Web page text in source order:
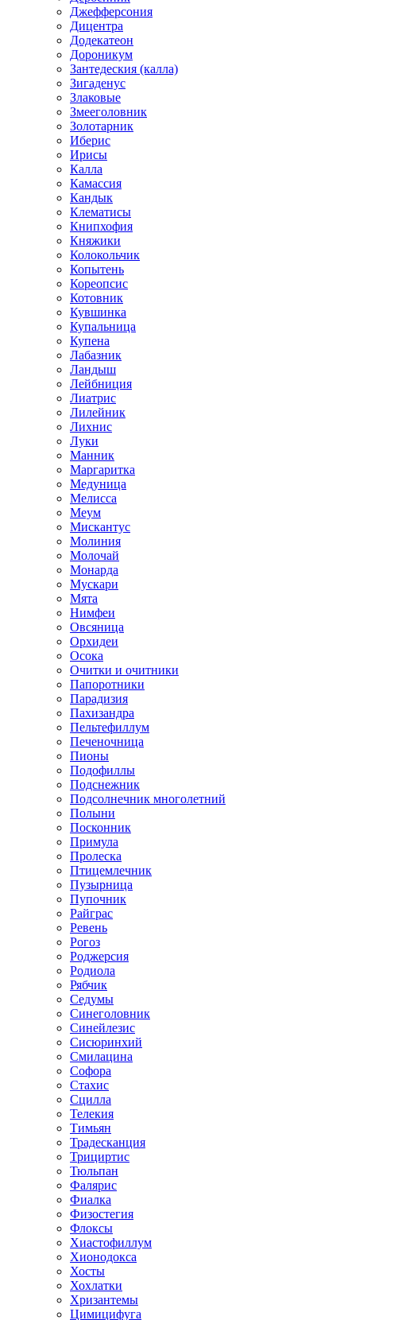
Джефферсония
Дицентра
Додекатеон
Дороникум
Зантедеския (калла)
Зигаденус
Злаковые
Змееголовник
Золотарник
Иберис
Ирисы
Калла
Камассия
Кандык
Клематисы
Книпхофия
Княжики
Колокольчик
Копытень
Кореопсис
Котовник
Кувшинка
Купальница
Купена
Лабазник
Ландыш
Лейбниция
Лиатрис
Лилейник
Лихнис
Луки
Манник
Маргаритка
Медуница
Мелисса
Меум
Мискантус
Молиния
Молочай
Монарда
Мускари
Мята
Нимфеи
Овсяница
Орхидеи
Осока
Очитки и очитники
Папоротники
Парадизия
Пахизандра
Пельтефиллум
Печеночница
Пионы
Подофиллы
Подснежник
Подсолнечник многолетний
Полыни
Посконник
Примула
Пролеска
Птицемлечник
Пузырница
Пупочник
Райграс
Ревень
Рогоз
Роджерсия
Родиола
Рябчик
Седумы
Синеголовник
Синейлезис
Сисюринхий
Смилацина
Софора
Стахис
Сцилла
Телекия
Тимьян
Традесканция
Трициртис
Тюльпан
Фалярис
Фиалка
Физостегия
Флоксы
Хиастофиллум
Хионодокса
Хосты
Хохлатки
Хризантемы
Цимицифуга